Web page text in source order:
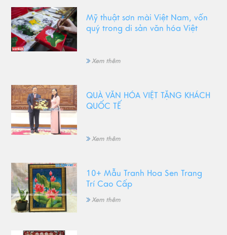
Mỹ thuật sơn mài Việt Nam, vốn
quý trong di sản văn hóa Việt
Xem thêm
QUÀ VĂN HÓA VIỆT TẶNG KHÁCH
QUỐC TẾ
Xem thêm
10+ Mẫu Tranh Hoa Sen Trang
Trí Cao Cấp
Xem thêm